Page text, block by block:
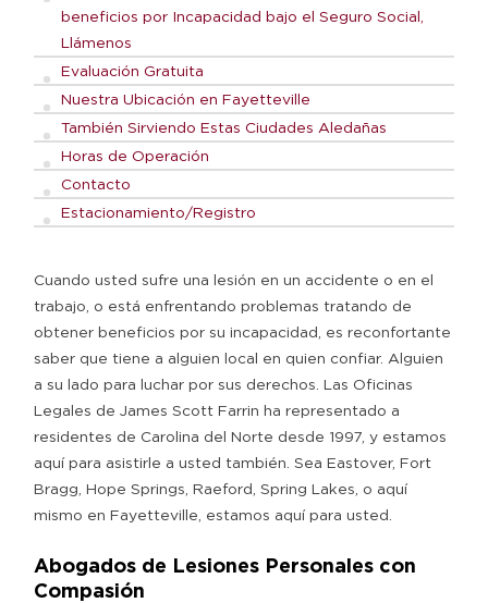
beneficios por Incapacidad bajo el Seguro Social,
Llámenos
Evaluación Gratuita
Nuestra Ubicación en Fayetteville
También Sirviendo Estas Ciudades Aledañas
Horas de Operación
Contacto
Estacionamiento/Registro
Cuando usted sufre una lesión en un accidente o en el
trabajo, o está enfrentando problemas tratando de
obtener beneficios por su incapacidad, es reconfortante
saber que tiene a alguien local en quien confiar. Alguien
a su lado para luchar por sus derechos. Las Oficinas
Legales de James Scott Farrin ha representado a
residentes de Carolina del Norte desde 1997, y estamos
aquí para asistirle a usted también. Sea Eastover, Fort
Bragg, Hope Springs, Raeford, Spring Lakes, o aquí
mismo en Fayetteville, estamos aquí para usted.
Abogados de Lesiones Personales con
Compasión